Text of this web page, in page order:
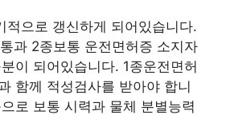
적으로 갱신하게 되어있습니다.
과 2종보통 운전면허증 소지자
이 되어있습니다. 1종운전면허
함께 적성검사를 받아야 합니
로 보통 시력과 물체 분별능력